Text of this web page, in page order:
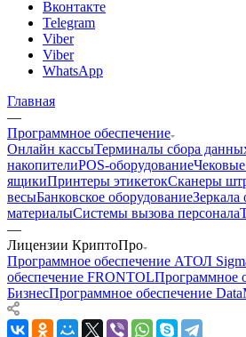
Вконтакте
Telegram
Viber
Viber
WhatsApp
Главная
—
Программное обеспечение
Онлайн кассыТерминалы сбора
накопителиPOS-оборудование
ящикиПринтеры этикетокСканеры
весыБанковское оборудованиеЗеркала
материалыСистемы вызова персонала
—
Лицензии КриптоПро
Программное обеспечение АТОЛ
обеспечение FRONTOLПрограммное
БизнесПрограммное обеспечение